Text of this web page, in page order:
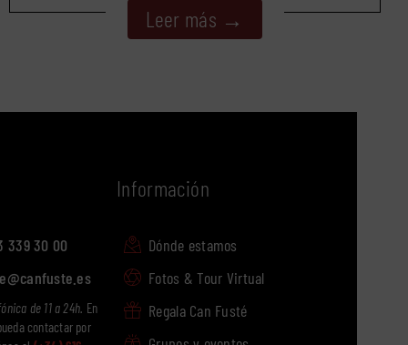
Leer más →
339 30 00
de 11 a 24h. En
contactar por
Información
Dónde estamos
Fotos & Tour Virtual
Regala Can Fusté